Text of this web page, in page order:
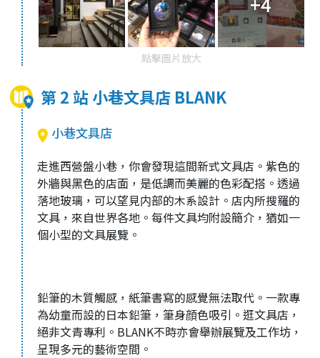
點擊圖片放大
第 2 站 小巷文具店 BLANK
小巷文具店
走進西營盤小巷，你會發現這間新式文具店。紫色的
外牆與黑色的店面，是低調而美麗的色彩配搭。透過
落地玻璃，可以望見内部的木系設計。店内所搜羅的
文具，來自世界各地。每件文具均附設簡介，猶如一
個小型的文具展覽。
鉛筆的木質觸感，紙筆書寫的感覺無法取代。一款專
為幼童而設的日本鉛筆，筆身顔色吸引。逛文具店，
絕非文青專利。BLANK不時亦會舉辦展覽及工作坊，
呈現多元的藝術空間。